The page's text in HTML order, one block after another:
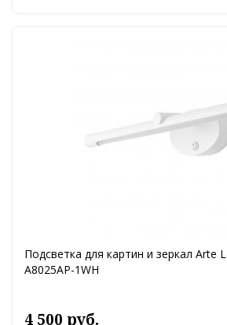
Подсветка для картин и зеркал Arte
A8025AP-1WH
4 500 руб.